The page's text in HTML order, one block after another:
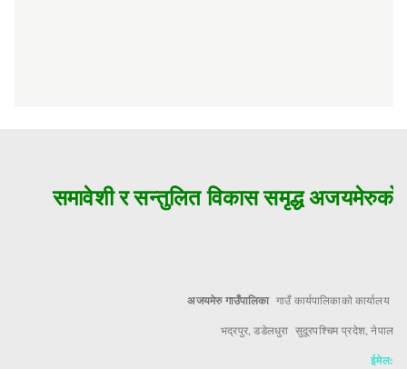
समावेशी र सन्तुलित विकास समृद्ध अजयमेरुको
अजयमेरु गाउँपालिका गाउँ कार्यपालिकाको कार्यालय
भद्रपुर, डडेलधुरा सुदूरपश्चिम प्रदेश, नेपाल
ईमेल: